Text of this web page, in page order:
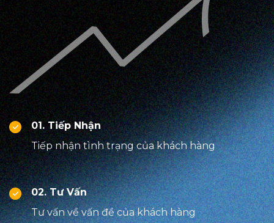
01. Tiếp Nhận
Tiếp nhận tình trạng của khách hàng
02. Tư Vấn
Tư vấn về vấn đề của khách hàng